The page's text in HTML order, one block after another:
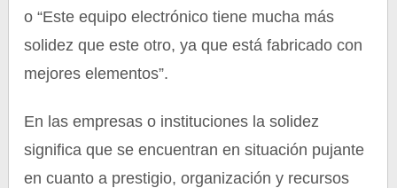
o “Este equipo electrónico tiene mucha más
solidez que este otro, ya que está fabricado con
mejores elementos”.
En las empresas o instituciones la solidez
significa que se encuentran en situación pujante
en cuanto a prestigio, organización y recursos